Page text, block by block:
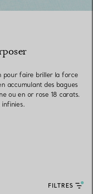
pour faire briller la force
accumulant des bagues
ou en or rose 18 carats.
infinies.
FILTRES